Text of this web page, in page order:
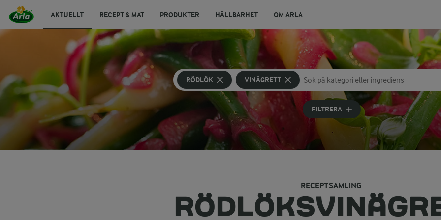
AKTUELLT RECEPT & MAT PRODUKTER HÅLLBARHET OM ARLA
RÖDLÖK VINÄGRETT
Sök på kategori eller ingrediens
Skriv in sökord för att få förslag
FILTRERA
RECEPTSAMLING